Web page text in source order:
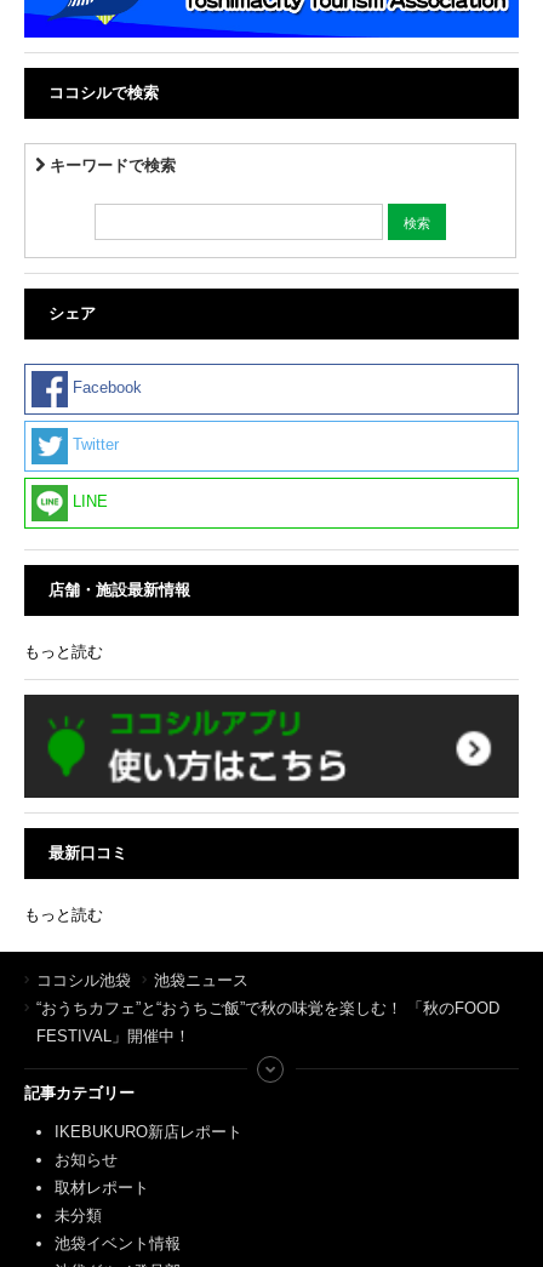
ココシルで検索
キーワードで検索
シェア
Facebook
Twitter
LINE
店舗・施設最新情報
もっと読む
最新口コミ
もっと読む
ココシル池袋
池袋ニュース
“おうちカフェ”と“おうちご飯”で秋の味覚を楽しむ！ 「秋のFOOD
FESTIVAL」開催中！
記事カテゴリー
IKEBUKURO新店レポート
お知らせ
取材レポート
未分類
池袋イベント情報